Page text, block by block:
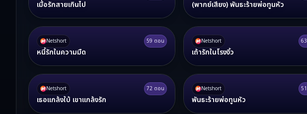
เมื่อรักสายเกินไป (พากย์เสียง) พันธะร้ายพ่อทูนหัว
Netshort 59 ตอน
หนี้รักในความมืด
Netshort 63
เถ้ารักในโรงงิ้ว
Netshort 72ตอน
เธอแกล้งใบ้ เขาแกล้งรัก
Netshort 51
พันธะร้ายพ่อทูนหัว